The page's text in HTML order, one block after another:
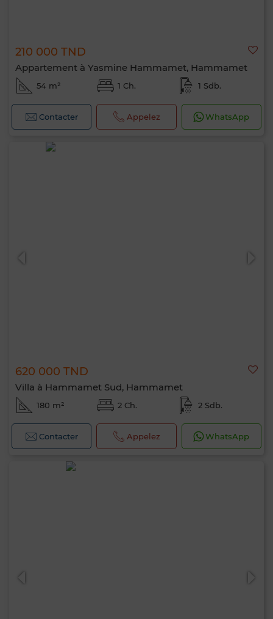
210 000 TND
Appartement à Yasmine Hammamet, Hammamet
54 m² 1 Ch. 1 Sdb.
Contacter Appelez WhatsApp
620 000 TND
Villa à Hammamet Sud, Hammamet
180 m² 2 Ch. 2 Sdb.
Contacter Appelez WhatsApp